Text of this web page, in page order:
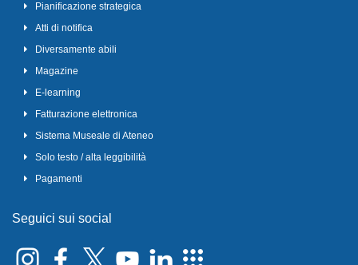
Pianificazione strategica
Atti di notifica
Diversamente abili
Magazine
E-learning
Fatturazione elettronica
Sistema Museale di Ateneo
Solo testo / alta leggibilità
Pagamenti
Seguici sui social